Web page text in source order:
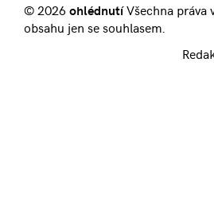
© 2026ohlédnutíVšechna práva
obsahu jen se souhlasem.